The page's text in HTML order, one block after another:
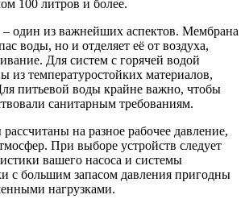
100 литров и более.
один из важнейших аспектов. Мембрана
воды, но и отделяет её от воздуха,
Для систем с горячей водой
из температуростойких материалов,
питьевой воды крайне важно, чтобы
санитарным требованиям.
на разное рабочее давление,
При выборе устройств следует
вашего насоса и системы
с большим запасом давления пригодны
нагрузками.